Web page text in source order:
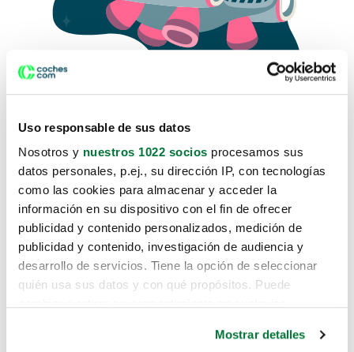
Uso responsable de sus datos
Nosotros y nuestros 1022 socios procesamos sus
datos personales, p.ej., su dirección IP, con tecnologías
como las cookies para almacenar y acceder la
información en su dispositivo con el fin de ofrecer
publicidad y contenido personalizados, medición de
publicidad y contenido, investigación de audiencia y
desarrollo de servicios. Tiene la opción de seleccionar
quién usa sus datos y con qué propósitos. Puede
Mostrar detalles
Lo sentimos, no sabemos como
te hemos traido hasta aquí.
Pero puedes encontrar el coche que estás
buscando en alguno de estos enlaces: